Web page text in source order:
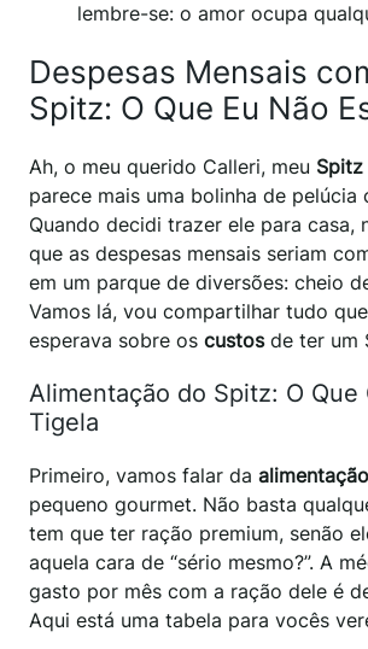
lembre-se: o amor ocupa
Despesas Mensais
Spitz: O Que Eu Não
Ah, o meu querido Calleri, meu Spitz
parece mais uma bolinha de pelúcia
Quando decidi trazer ele para casa,
que as despesas mensais seriam
em um parque de diversões: cheio
Vamos lá, vou compartilhar tudo
esperava sobre os custosde ter um
Alimentação do Spitz: O Que
Tigela
Primeiro, vamos falar da alimentação
pequeno gourmet. Não basta
tem que ter ração premium, senão
aquela cara de “sério mesmo?”. A
gasto por mês com a ração dele é
Aqui está uma tabela para vocês